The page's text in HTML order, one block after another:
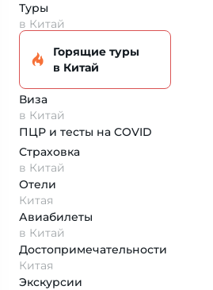
Туры
в Китай
Горящие туры
в Китай
Виза
в Китай
ПЦР и тесты на COVID
Страховка
в Китай
Отели
Китая
Авиабилеты
в Китай
Достопримеча­тельности
Китая
Экскурсии